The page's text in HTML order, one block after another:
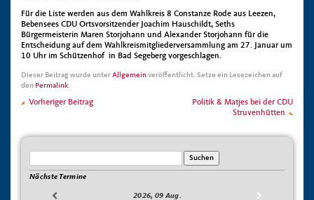
Für die Liste werden aus dem Wahlkreis 8 Constanze Rode aus Leezen,
Bebensees CDU Ortsvorsitzender Joachim Hauschildt, Seths
Bürgermeisterin Maren Storjohann und Alexander Storjohann für die
Entscheidung auf dem Wahlkreismitgliederversammlung am 27. Januar um
10 Uhr im Schützenhof in Bad Segeberg vorgeschlagen.
Dieser Beitrag wurde unterAllgemeinveröffentlicht. Setze ein Lesezeichen auf
den Permalink.
Vorheriger Beitrag
Politik & Matjes bei der CDU
Struvenhütten
Nächste Termine
2026, 09 Aug.